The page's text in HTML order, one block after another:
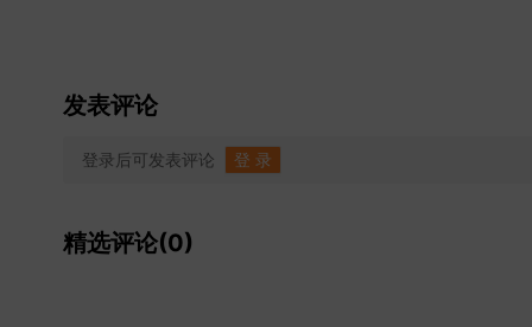
发表评论
登录后可发表评论 登 录
精选评论(0)